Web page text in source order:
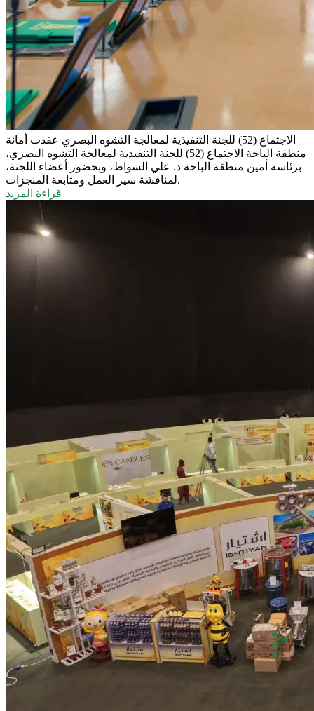
الاجتماع (52) للجنة التنفيذية لمعالجة التشوه البصري
عقدت أمانة
منطقة الباحة الاجتماع (52) للجنة التنفيذية لمعالجة التشوه البصري،
برئاسة أمين منطقة الباحة د. علي السواط، وبحضور أعضاء اللجنة،
لمناقشة سير العمل ومتابعة المنجزات.
قراءة المزيد